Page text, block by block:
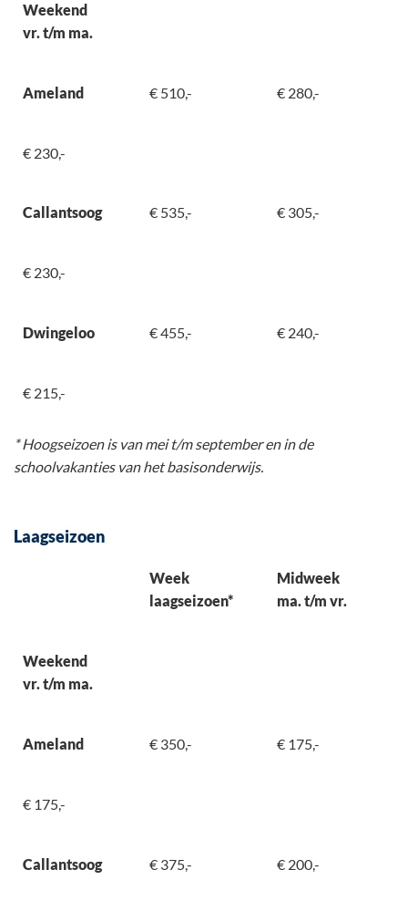
Weekend
vr. t/m ma.
Ameland € 510,- € 280,-
€ 230,-
Callantsoog € 535,- € 305,-
€ 230,-
Dwingeloo € 455,- € 240,-
€ 215,-
* Hoogseizoen is van mei t/m september en in de
schoolvakanties van het basisonderwijs.
Laagseizoen
Week
laagseizoen*
Midweek
ma. t/m vr.
Weekend
vr. t/m ma.
Ameland € 350,- € 175,-
€ 175,-
Callantsoog € 375,- € 200,-